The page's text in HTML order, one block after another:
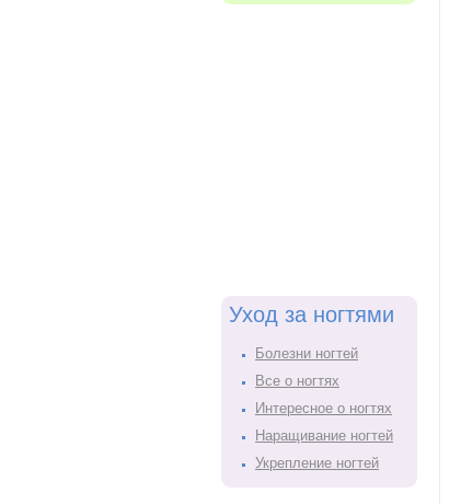
Уход за ногтями
Болезни ногтей
Все о ногтях
Интересное о ногтях
Наращивание ногтей
Укрепление ногтей